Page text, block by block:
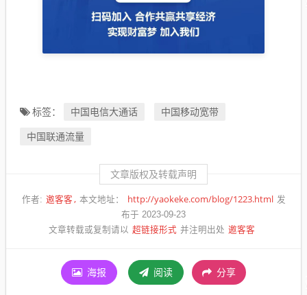
标签： 中国电信大通话
中国移动宽带
中国联通流量
文章版权及转载声明
作者: 邀客客 本文地址： http://yaokeke.com/blog/1223.html 发
布于 2023-09-23
文章转载或复制请以 超链接形式 并注明出处 邀客客
海报 阅读 分享